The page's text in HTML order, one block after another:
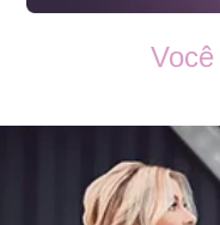
Você